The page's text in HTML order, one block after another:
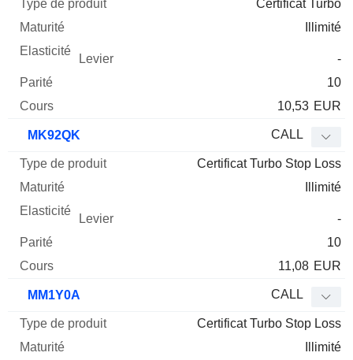
Certificat Turbo
Illimité
-
10
10,53 EUR
MK92QK CALL
Certificat Turbo Stop Loss
Illimité
-
10
11,08 EUR
MM1Y0A CALL
Certificat Turbo Stop Loss
Illimité